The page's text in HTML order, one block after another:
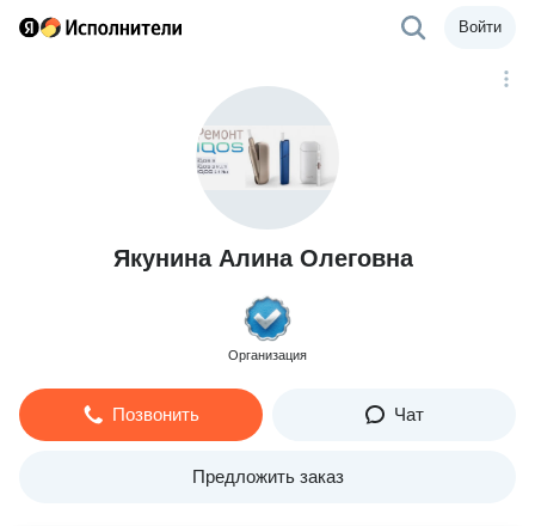
Войти
Якунина Алина Олеговна
Организация
Позвонить Чат
Предложить заказ